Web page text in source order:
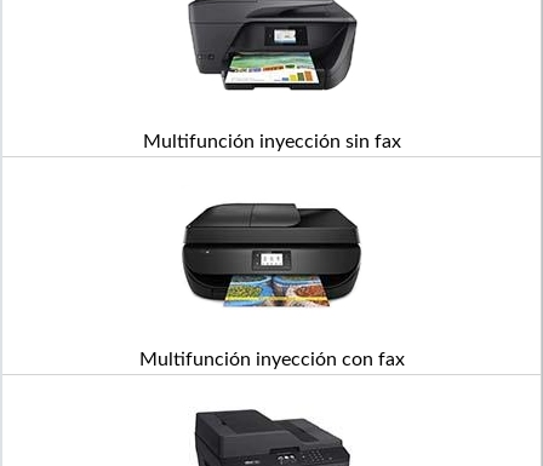
Multifunción inyección sin fax
Multifunción inyección con fax